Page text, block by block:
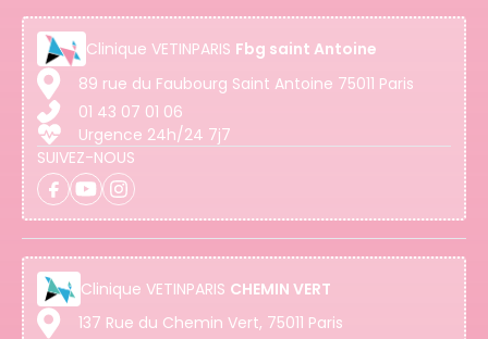
Clinique VETINPARIS Fbg saint Antoine
89 rue du Faubourg Saint Antoine 75011 Paris
01 43 07 01 06
Urgence 24h/24 7j7
SUIVEZ-NOUS
Clinique VETINPARIS CHEMIN VERT
137 Rue du Chemin Vert, 75011 Paris